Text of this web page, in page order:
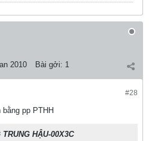
2010 Bài gởi: 1
#28
pp PTHH
TRUNG HẬU-00X3C